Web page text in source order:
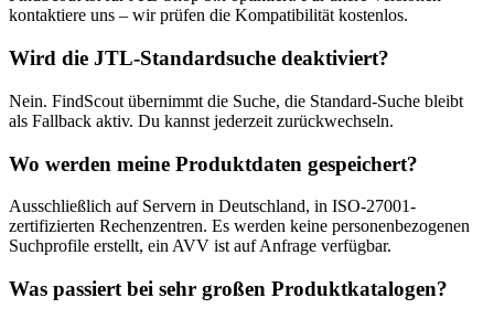
kontaktiere uns – wir prüfen die Kompatibilität kostenlos.
Wird die JTL-Standardsuche deaktiviert?
Nein. FindScout übernimmt die Suche, die Standard-Suche bleibt
als Fallback aktiv. Du kannst jederzeit zurückwechseln.
Wo werden meine Produktdaten gespeichert?
Ausschließlich auf Servern in Deutschland, in ISO-27001-
zertifizierten Rechenzentren. Es werden keine personenbezogenen
Suchprofile erstellt, ein AVV ist auf Anfrage verfügbar.
Was passiert bei sehr großen Produktkatalogen?